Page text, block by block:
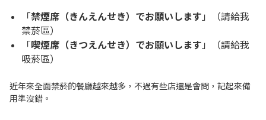
「禁煙席（きんえんせき）でお願いします 」（請給我
禁菸區）
「喫煙席（きつえんせき）でお願いします 」（請給我
吸菸區）
近年來全面禁菸的餐廳越來越多，不過有些店還是會問，記起來備
用準沒錯。